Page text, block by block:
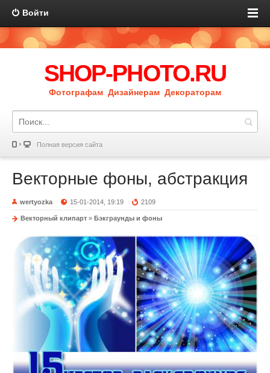
Войти
SHOP-PHOTO.RU
Фотографам Дизайнерам Декораторам
Полная версия сайта
Векторные фоны, абстракция
wertyozka 15-01-2014, 19:19 2109
Векторный клипарт » Бэкграунды и фоны